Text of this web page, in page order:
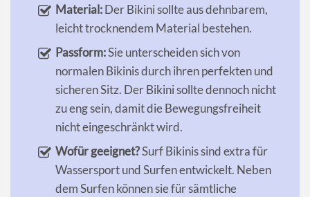
Material:Der Bikini sollte aus dehnbarem,
leicht trocknendem Material bestehen.
Passform:Sie unterscheiden sich von
normalen Bikinis durch ihren perfekten und
sicheren Sitz. Der Bikini sollte dennoch nicht
zu eng sein, damit die Bewegungsfreiheit
nicht eingeschränkt wird.
Wofür geeignet?Surf Bikinis sind extra für
Wassersport und Surfen entwickelt. Neben
dem Surfen können sie für sämtliche